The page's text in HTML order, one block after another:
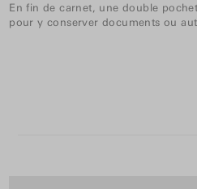
En fin de carnet, une double
pour y conserver documents ou